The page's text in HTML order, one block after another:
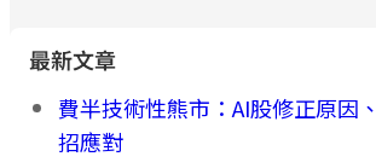
最新文章
費半技術性熊市：AI股修正原因
招應對